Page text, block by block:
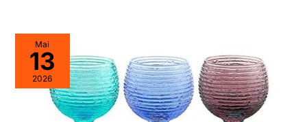
Mai
13
2026